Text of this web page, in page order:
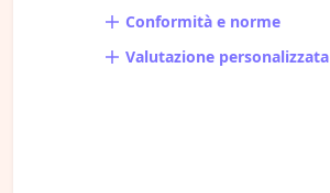
Conformità e norme
Valutazione personalizzata